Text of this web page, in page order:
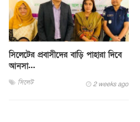
সিলেটের প্রবাসীদের বাড়ি পাহারা দিবে
আনসা...
সিলেট 2 weeks ago